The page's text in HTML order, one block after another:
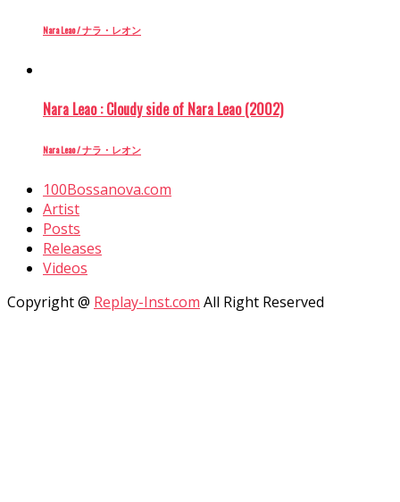
Nara Leao / ナラ・レオン
Nara Leao : Cloudy side of Nara Leao (2002)
Nara Leao / ナラ・レオン
100Bossanova.com
Artist
Posts
Releases
Videos
Copyright @ Replay-Inst.com All Right Reserved